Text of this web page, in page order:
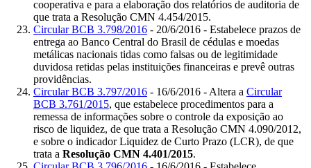
cooperativa e para a elaboração dos relatórios de auditoria de
que trata a Resolução CMN 4.454/2015.
Circular BCB 3.798/2016 - 20/6/2016 - Estabelece prazos de
entrega ao Banco Central do Brasil de cédulas e moedas
metálicas nacionais tidas como falsas ou de legitimidade
duvidosa retidas pelas instituições financeiras e prevê outras
providências.
Circular BCB 3.797/2016 - 16/6/2016 - Altera a Circular
BCB 3.761/2015, que estabelece procedimentos para a
remessa de informações sobre o controle da exposição ao
risco de liquidez, de que trata a Resolução CMN 4.090/2012,
e sobre o indicador Liquidez de Curto Prazo (LCR), de que
trata a Resolução CMN 4.401/2015.